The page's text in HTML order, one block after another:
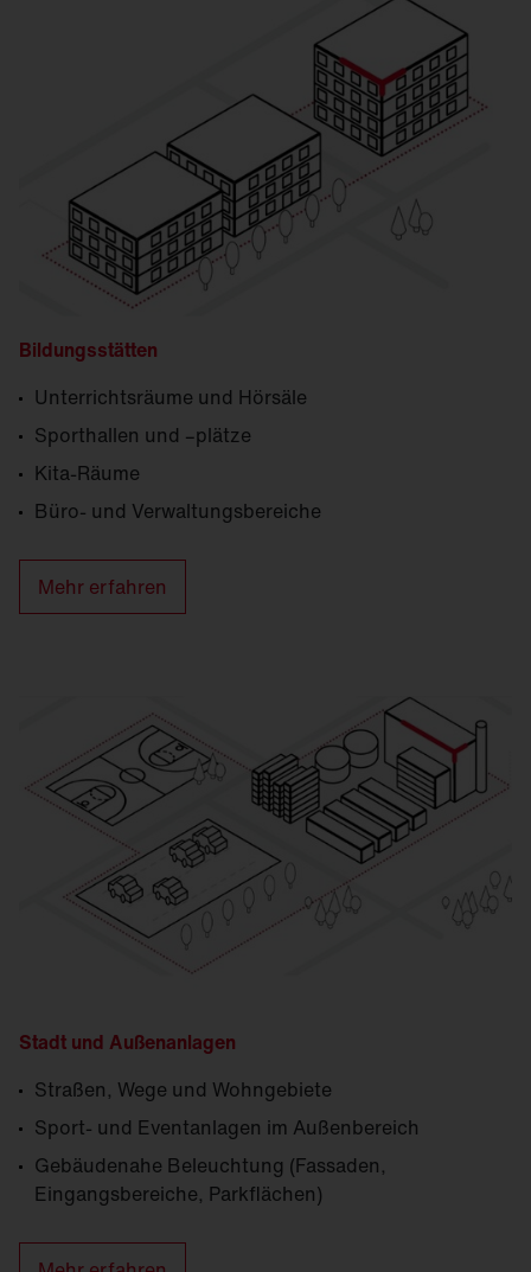
Bildungsstätten
Unterrichtsräume und Hörsäle
Sporthallen und –plätze
Kita-Räume
Büro- und Verwaltungsbereiche
Mehr erfahren
Stadt und Außenanlagen
Straßen, Wege und Wohngebiete
Sport- und Eventanlagen im Außenbereich
Gebäudenahe Beleuchtung (Fassaden,
Eingangsbereiche, Parkflächen)